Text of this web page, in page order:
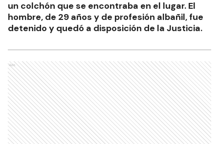
un colchón que se encontraba en el lugar. El
hombre, de 29 años y de profesión albañil, fue
detenido y quedó a disposición de la Justicia.
Ads